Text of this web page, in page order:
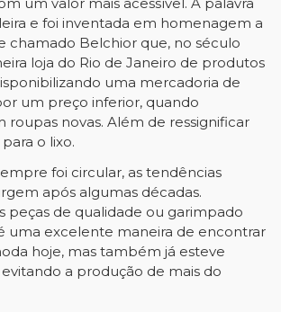
e foi inventada em homenagem a
chamado Belchior que, no século
loja do Rio de Janeiro de produtos
uma mercadoria de
um preço inferior, quando
roupas novas. Além de ressignificar
o lixo.
foi circular, as tendências
após algumas décadas.
peças de qualidade ou garimpado
uma excelente maneira de encontrar
hoje, mas também já esteve
evitando a produção de mais do